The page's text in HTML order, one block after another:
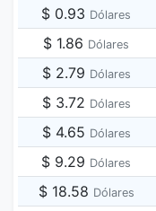
$ 0.93 Dólares
$ 1.86 Dólares
$ 2.79 Dólares
$ 3.72 Dólares
$ 4.65 Dólares
$ 9.29 Dólares
$ 18.58 Dólares